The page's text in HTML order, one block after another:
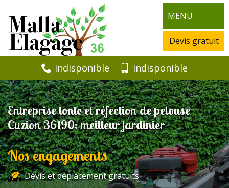
MENU
Devis gratuit
indisponible indisponible
Entreprise tonte et réfection de pelouse
Cuzion 36190: meilleur jardinier
Nos engagements
Devis et déplacement gratuits